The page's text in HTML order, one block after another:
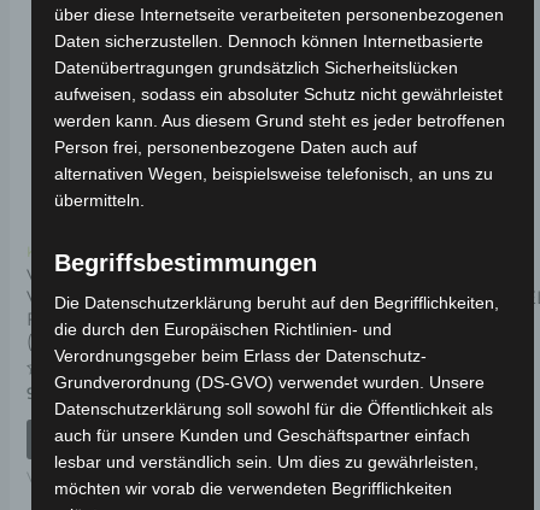
Kostenloser Versand
VSX LENKSÄULE UND
VORDERES
FEDERUNGSSET
(TROMMELBREMSE)
Bewertet
mit
0
99,00€
IN DEN WARENKORB
VSX
VSX VORDERGABEL
mit
von
5
49,00€ *
IN DEN WARENKORB
VSX
über diese Internetseite verarbeiteten personenbezogenen
Daten sicherzustellen. Dennoch können Internetbasierte
Datenübertragungen grundsätzlich Sicherheitslücken
aufweisen, sodass ein absoluter Schutz nicht gewährleistet
werden kann. Aus diesem Grund steht es jeder betroffenen
Person frei, personenbezogene Daten auch auf
alternativen Wegen, beispielsweise telefonisch, an uns zu
übermitteln.
Begriffsbestimmungen
Die Datenschutzerklärung beruht auf den Begrifflichkeiten,
die durch den Europäischen Richtlinien- und
Verordnungsgeber beim Erlass der Datenschutz-
Grundverordnung (DS-GVO) verwendet wurden. Unsere
Datenschutzerklärung soll sowohl für die Öffentlichkeit als
auch für unsere Kunden und Geschäftspartner einfach
lesbar und verständlich sein. Um dies zu gewährleisten,
möchten wir vorab die verwendeten Begrifflichkeiten